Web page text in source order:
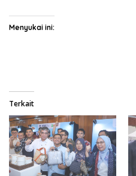
Menyukai ini:
Terkait